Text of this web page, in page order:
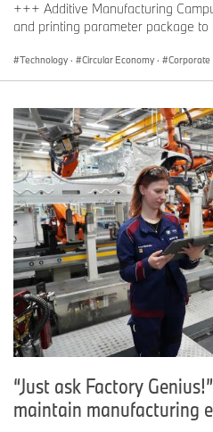
+++ Additive Manufacturing
and printing parameter package
Technology · Circular Economy · Corporate
“Just ask Factory
maintain manufacturing